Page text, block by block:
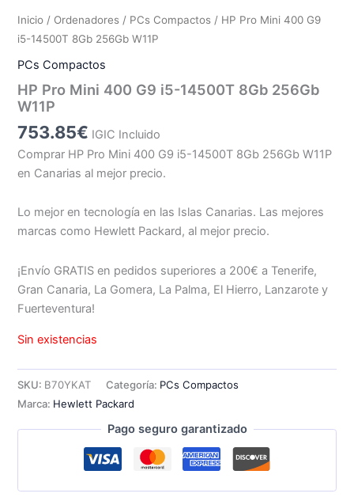
Inicio / Ordenadores / PCs Compactos / HP Pro Mini 400 G9
i5-14500T 8Gb 256Gb W11P
PCs Compactos
HP Pro Mini 400 G9 i5-14500T 8Gb 256Gb
W11P
753.85€ IGIC Incluido
Comprar HP Pro Mini 400 G9 i5-14500T 8Gb 256Gb W11P
en Canarias al mejor precio.
Lo mejor en tecnología en las Islas Canarias. Las mejores
marcas como Hewlett Packard, al mejor precio.
¡Envío GRATIS en pedidos superiores a 200€ a Tenerife,
Gran Canaria, La Gomera, La Palma, El Hierro, Lanzarote y
Fuerteventura!
Sin existencias
SKU: B70YKAT Categoría: PCs Compactos
Marca: Hewlett Packard
Pago seguro garantizado